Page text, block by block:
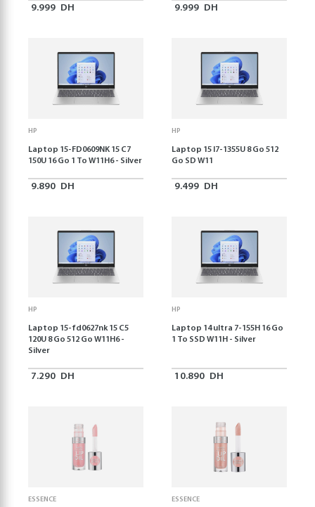
9.999 DH 9.999 DH
HP
Laptop 15-FD0609NK 15 C7
150U 16 Go 1 To W11H6 - Silver
9.890 DH
HP
Laptop 15 I7-1355U 8 Go 512
Go SD W11
9.499 DH
HP
Laptop 15-fd0627nk 15 C5
120U 8 Go 512 Go W11H6 -
Silver
7.290 DH
HP
Laptop 14 ultra 7-155H 16 Go
1 To SSD W11H - Silver
10.890 DH
ESSENCE ESSENCE